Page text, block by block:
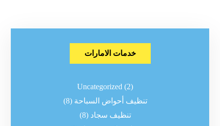
خدمات الامارات
Uncategorized (2)
تنظيف أحواض السباحة (8)
تنظيف سجاد (8)